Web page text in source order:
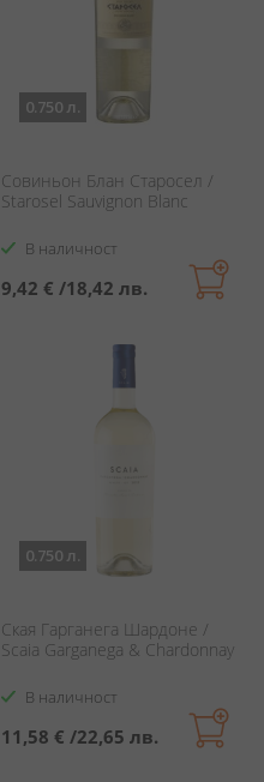
0.750 л.
Совиньон Блан Старосел /
Starosel Sauvignon Blanc
В наличност
9,42 € /18,42 лв.
0.750 л.
Ская Гарганега Шардоне /
Scaia Garganega & Chardonnay
В наличност
11,58 € /22,65 лв.